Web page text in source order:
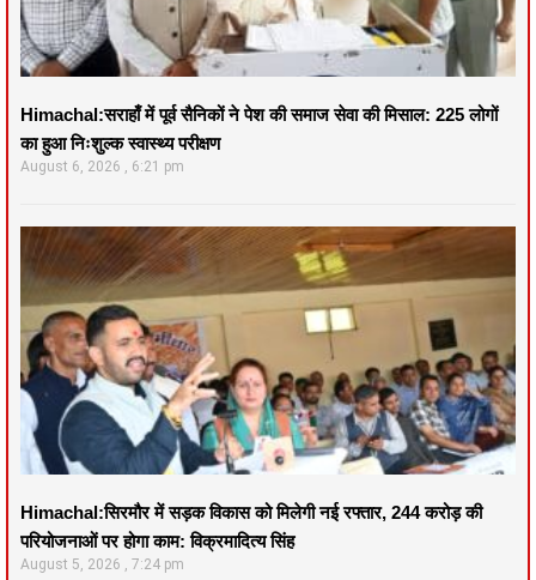
Himachal:सराहाँ में पूर्व सैनिकों ने पेश की समाज सेवा की मिसाल: 225 लोगों
का हुआ निःशुल्क स्वास्थ्य परीक्षण
August 6, 2026 6:21 pm
Himachal:सिरमौर में सड़क विकास को मिलेगी नई रफ्तार, 244 करोड़ की
परियोजनाओं पर होगा काम: विक्रमादित्य सिंह
August 5, 2026 7:24 pm